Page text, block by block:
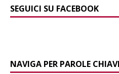
SEGUICI SU FACEBOOK
NAVIGA PER PAROLE